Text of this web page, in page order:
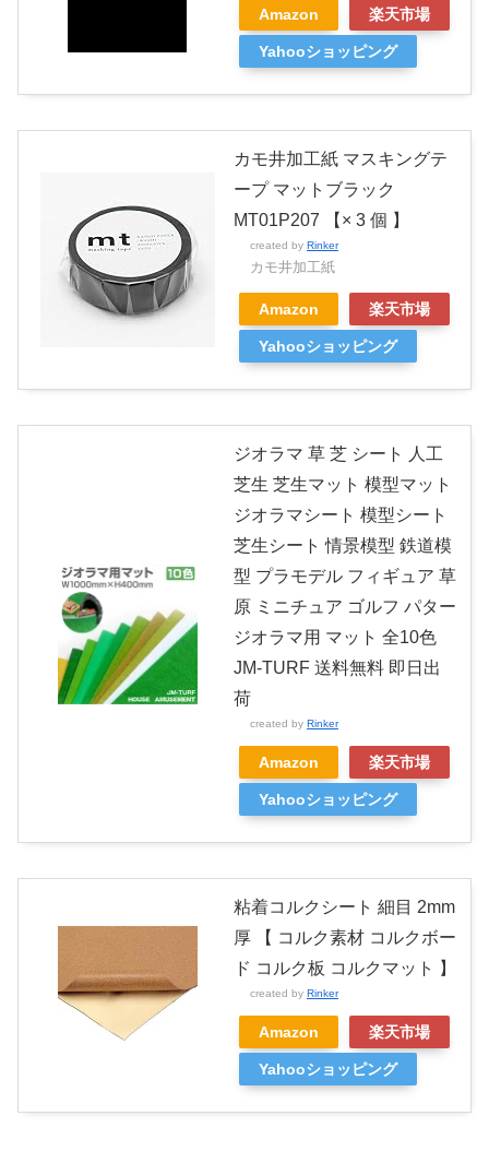
Amazon 楽天市場
Yahooショッピング
カモ井加工紙 マスキングテ
ープ マットブラック
MT01P207 【× 3 個 】
created by Rinker
カモ井加工紙
Amazon 楽天市場
Yahooショッピング
ジオラマ 草 芝 シート 人工
芝生 芝生マット 模型マット
ジオラマシート 模型シート
芝生シート 情景模型 鉄道模
型 プラモデル フィギュア 草
原 ミニチュア ゴルフ パター
ジオラマ用 マット 全10色
JM-TURF 送料無料 即日出
荷
created by Rinker
Amazon 楽天市場
Yahooショッピング
粘着コルクシート 細目 2mm
厚 【 コルク素材 コルクボー
ド コルク板 コルクマット 】
created by Rinker
Amazon 楽天市場
Yahooショッピング